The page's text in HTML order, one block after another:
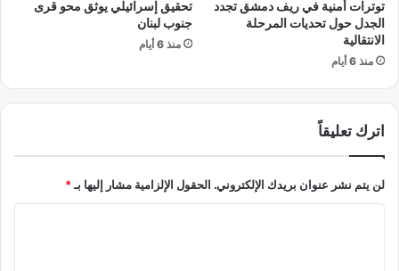
ا
ق
ة
ا
ع
ل
م
ة
م
ر
ح
ل
«
م
ا
ب
ع
د
توترات أمنية في ريف دمشق تجدد
الجدل حول تحديات المرحلة
الانتقالية
منذ 6 أيام
تحقيق إسرائيلي يوثق محو قرى
جنوب لبنان
منذ 6 أيام
اترك تعليقاً
لن يتم نشر عنوان بريدك الإلكتروني. الحقول الإلزامية مشار إليها بـ*